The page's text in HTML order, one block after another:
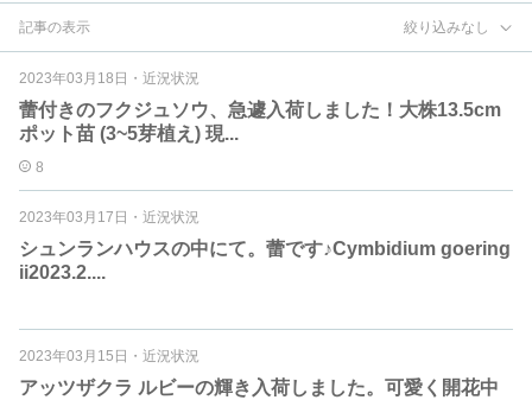
記事の表示 絞り込みなし
2023年03月18日 ・ 近況状況
蕾付きのフクジュソウ、急遽入荷しました！大株13.5cm
ポット苗 (3~5芽植え) 現...
8
2023年03月17日 ・ 近況状況
シュンランハウスの中にて。蕾です♪Cymbidium goering
ii2023.2....
2023年03月15日 ・ 近況状況
アッツザクラ ルビーの輝き入荷しました。可愛く開花中